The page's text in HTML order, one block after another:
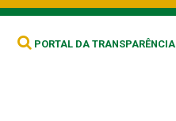
PORTAL DA TRANSPARÊNCIA